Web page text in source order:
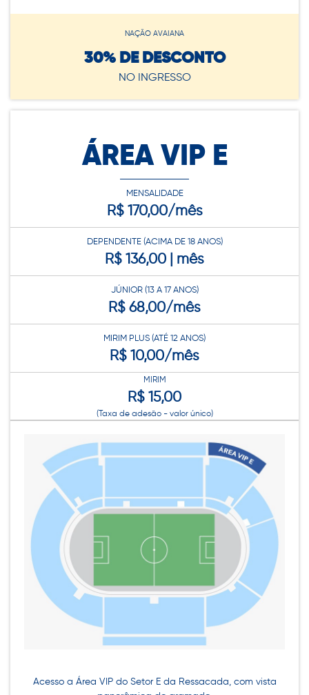
NAÇÃO AVAIANA
30% DE DESCONTO
NO INGRESSO
ÁREA VIP E
MENSALIDADE
R$ 170,00/mês
DEPENDENTE (ACIMA DE 18 ANOS)
R$ 136,00 | mês
JÚNIOR (13 A 17 ANOS)
R$ 68,00/mês
MIRIM PLUS (ATÉ 12 ANOS)
R$ 10,00/mês
MIRIM
R$ 15,00
(Taxa de adesão - valor único)
Acesso a Área VIP do Setor E da Ressacada, com vista